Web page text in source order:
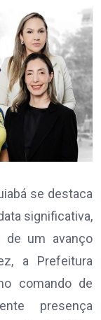
se destaca
significativa,
de um avanço
a Prefeitura
comando de
presença